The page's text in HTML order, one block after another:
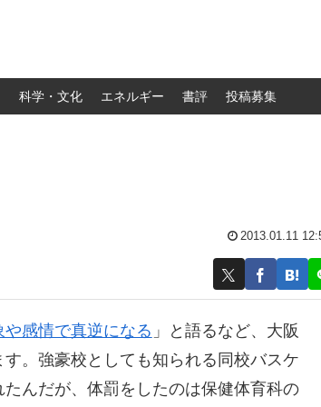
科学・文化 エネルギー 書評 投稿募集
2013.01.11
感情で真逆になる 」と語るなど、大阪
。強豪校としても知られる同校バスケ
んだが、体罰をしたのは保健体育科の